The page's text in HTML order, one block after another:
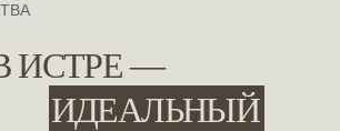
ИСТРЕ —
ИДЕАЛЬНЫЙ